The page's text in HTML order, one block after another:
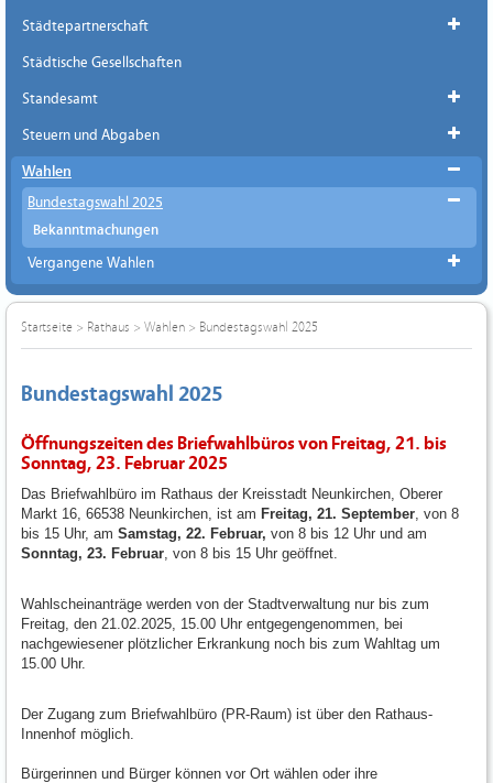
Städtepartnerschaft
Städtische Gesellschaften
Standesamt
Steuern und Abgaben
Wahlen
Bundestagswahl 2025
Bekanntmachungen
Vergangene Wahlen
Startseite > Rathaus > Wahlen > Bundestagswahl 2025
Bundestagswahl 2025
Öffnungszeiten des Briefwahlbüros von Freitag, 21. bis
Sonntag, 23. Februar 2025
Das Briefwahlbüro im Rathaus der Kreisstadt Neunkirchen, Oberer
Markt 16, 66538 Neunkirchen, ist am Freitag, 21. September , von 8
bis 15 Uhr, am Samstag, 22. Februar, von 8 bis 12 Uhr und am
Sonntag, 23. Februar , von 8 bis 15 Uhr geöffnet.
Wahlscheinanträge werden von der Stadtverwaltung nur bis zum
Freitag, den 21.02.2025, 15.00 Uhr entgegengenommen, bei
nachgewiesener plötzlicher Erkrankung noch bis zum Wahltag um
15.00 Uhr.
Der Zugang zum Briefwahlbüro (PR-Raum) ist über den Rathaus-
Innenhof möglich.
Bürgerinnen und Bürger können vor Ort wählen oder ihre